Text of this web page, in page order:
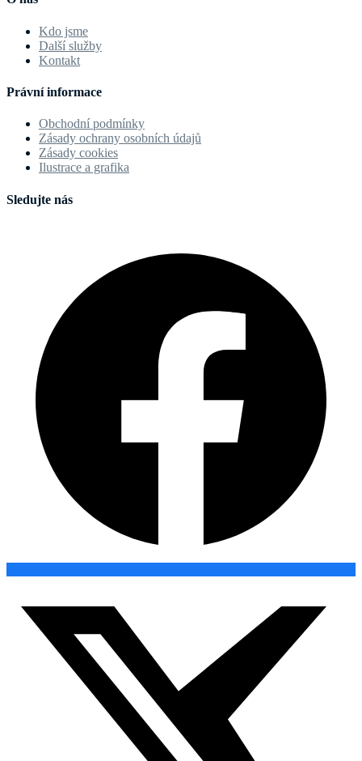
Kdo jsme
Další služby
Kontakt
Právní informace
Obchodní podmínky
Zásady ochrany osobních údajů
Zásady cookies
Ilustrace a grafika
Sledujte nás